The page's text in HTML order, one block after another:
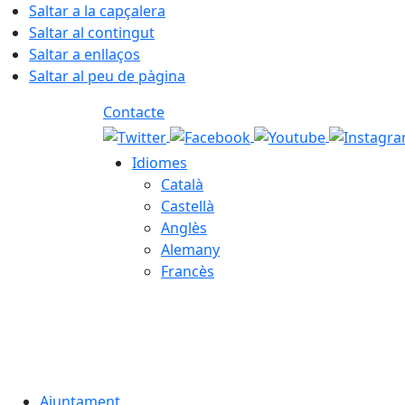
Saltar a la capçalera
Saltar al contingut
Saltar a enllaços
Saltar al peu de pàgina
Contacte
Idiomes
Català
Castellà
Anglès
Alemany
Francès